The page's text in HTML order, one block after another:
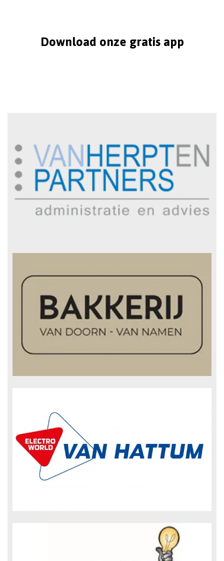
Download onze gratis app